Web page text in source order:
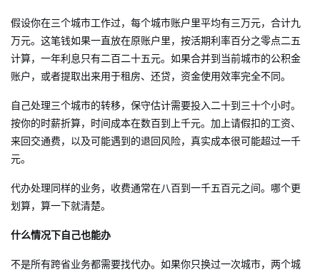
假设你在三个城市工作过，每个城市账户里平均有三万元，合计九
万元。这笔钱如果一直放在原账户里，按活期利率百分之零点二五
计算，一年利息只有二百二十五元。如果合并到当前城市的公积金
账户，或者提取出来用于租房、还贷，资金使用效率完全不同。
自己处理三个城市的转移，保守估计需要投入二十到三十个小时。
按你的时薪折算，时间成本在数百到上千元。加上请假扣的工资、
来回交通费，以及可能遇到的退回风险，真实成本很可能超过一千
元。
代办处理同样的业务，收费通常在八百到一千五百元之间。哪个更
划算，算一下就清楚。
什么情况下自己也能办
不是所有跨省业务都需要找代办。如果你只换过一次城市，两个城